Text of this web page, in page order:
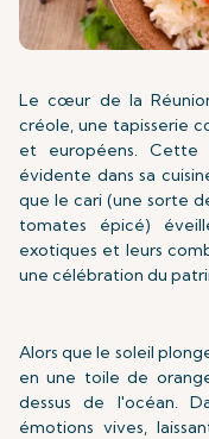
Le cœur de la
créole, une tapisserie
et européens. Cette
évidente dans sa
que le cari (une sorte
tomates épicé)
exotiques et leurs
une célébration du
Alors que le soleil
en une toile de
dessus de l'océan.
émotions vives,